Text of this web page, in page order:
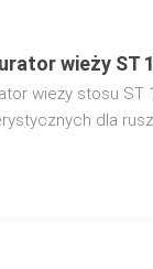
wieży ST
wieży stosu ST
dla